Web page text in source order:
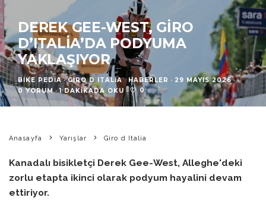
DEREK GEE-WEST, GIRO
D’ITALIA’DA PODYUMA
YAKLAŞIYOR
BIKE PEDIA · GIRO D ITALIA HABERLER · 29 MAYIS 2026 ·
0 YORUM · 1 DAKIKADA OKU · 0
Anasayfa Yarışlar Giro d Italia
Kanadalı bisikletçi Derek Gee-West, Alleghe'deki
zorlu etapta ikinci olarak podyum hayalini devam
ettiriyor.